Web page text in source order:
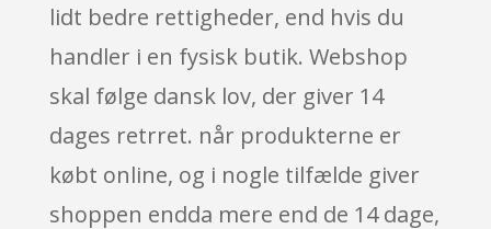
lidt bedre rettigheder, end hvis du
handler i en fysisk butik. Webshop
skal følge dansk lov, der giver 14
dages retrret. når produkterne er
købt online, og i nogle tilfælde giver
shoppen endda mere end de 14 dage,